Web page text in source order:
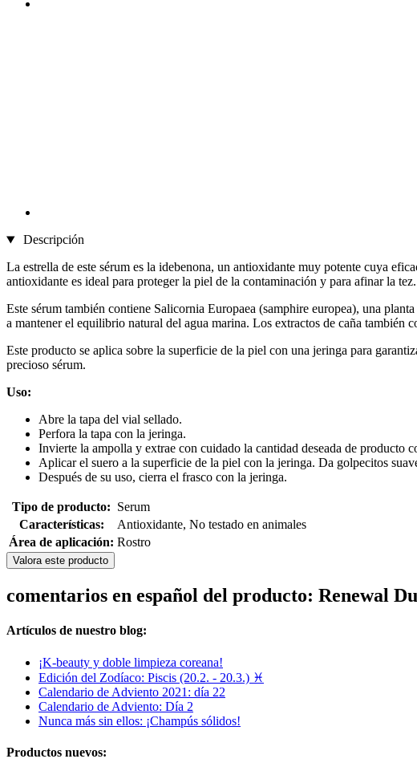
Descripción
La estrella de este sérum es la idebenona, un antioxidante muy potente cuya
antioxidante es ideal para proteger la piel de la contaminación y para afinar la tez.
Este sérum también contiene Salicornia Europaea (samphire europea), una
a mantener el equilibrio natural del agua marina. Los extractos de caña también
Este producto se aplica sobre la superficie de la piel con una jeringa para
precioso sérum.
Uso:
Abre la tapa del vial sellado.
Perfora la tapa con la jeringa.
Invierte la ampolla y extrae con cuidado la cantidad deseada de producto
Aplicar el suero a la superficie de la piel con la jeringa. Da golpecitos
Después de su uso, cierra el frasco con la jeringa.
Tipo de producto: Serum
Características:
Antioxidante, No testado en animales
Área de aplicación: Rostro
Valora este producto
comentarios en español del producto: Renewal
Artículos de nuestro blog:
¡K-beauty y doble limpieza coreana!
Edición del Zodíaco: Piscis (20.2. - 20.3.) ♓
Calendario de Adviento 2021: día 22
Calendario de Adviento: Día 2
Nunca más sin ellos: ¡Champús sólidos!
Productos nuevos: